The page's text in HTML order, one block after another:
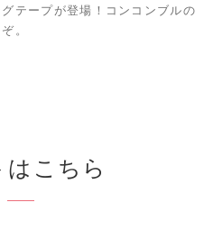
テープが登場！コンコンブルの
。
こちら